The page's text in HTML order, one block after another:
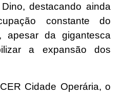
destacando ainda
constante do
apesar da gigantesca
a expansão dos
Cidade Operária, o